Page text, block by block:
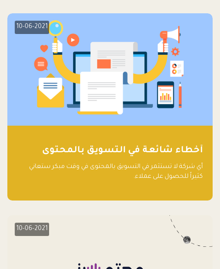
10-06-2021
أخطاء شائعة في التسويق بالمحتوى
أي شركة لا تستثمر في التسويق بالمحتوى في وقت مبكر ستعاني
كثيراً للحصول على عملاء.
10-06-2021